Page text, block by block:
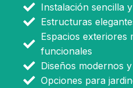
Instalación sencilla
Estructuras
Espacios exteriores
funcionales
Diseños modernos
Opciones para